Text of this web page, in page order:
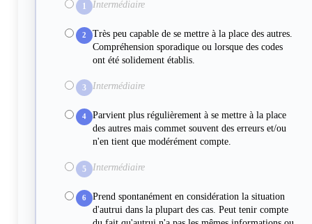
1 Intermédiaire
2
Très peu capable de se mettre à la place des autres.
Compréhension sporadique ou lorsque des codes
ont été solidement établis.
3 Intermédiaire
4
Parvient plus régulièrement à se mettre à la place
des autres mais commet souvent des erreurs et/ou
n'en tient que modérément compte.
5 Intermédiaire
6
Prend spontanément en considération la situation
d'autrui dans la plupart des cas. Peut tenir compte